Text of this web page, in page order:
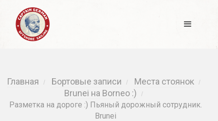
Главная / Бортовые записи / Места стоянок /
Brunei на Borneo :) /
Разметка на дороге :) Пьяный дорожный сотрудник.
Brunei